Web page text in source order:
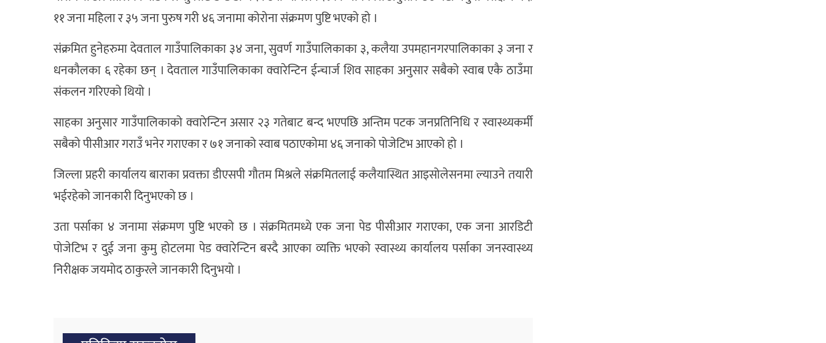
११ जना महिला र ३५ जना पुरुष गरी ४६ जनामा कोरोना संक्रमण पुष्टि भएको हो ।
संक्रमित हुनेहरुमा देवताल गाउँपालिकाका ३४ जना, सुवर्ण गाउँपालिकाका ३, कलैया उपमहानगरपालिकाका ३ जना र
धनकौलका ६ रहेका छन् । देवताल गाउँपालिकाका क्वारेन्टिन ईन्चार्ज शिव साहका अनुसार सबैको स्वाब एकै ठाउँमा
संकलन गरिएको थियो ।
साहका अनुसार गाउँपालिकाको क्वारेन्टिन असार २३ गतेबाट बन्द भएपछि अन्तिम पटक जनप्रतिनिधि र स्वास्थ्यकर्मी
सबैको पीसीआर गराउँ भनेर गराएका र ७१ जनाको स्वाब पठाएकोमा ४६ जनाको पोजेटिभ आएको हो ।
जिल्ला प्रहरी कार्यालय बाराका प्रवक्ता डीएसपी गौतम मिश्रले संक्रमितलाई कलैयास्थित आइसोलेसनमा ल्याउने तयारी
भईरहेको जानकारी दिनुभएको छ ।
उता पर्साका ४ जनामा संक्रमण पुष्टि भएको छ । संक्रमितमध्ये एक जना पेड पीसीआर गराएका, एक जना आरडिटी
पोजेटिभ र दुई जना कुमु होटलमा पेड क्वारेन्टिन बस्दै आएका व्यक्ति भएको स्वास्थ्य कार्यालय पर्साका जनस्वास्थ्य
निरीक्षक जयमोद ठाकुरले जानकारी दिनुभयो ।